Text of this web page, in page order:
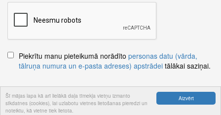
Aizvērt
Šī mājas lapa kā arī lielākā daļa tīmekļa vietņu izmanto
sīkdatnes (cookies), lai uzlabotu vietnes lietošanas pieredzi un
noteiktu, kā vietne tiek lietota.
Piekrītu manu pieteikumā norādīto personas datu (vārda,
tālruņa numura un e-pasta adreses) apstrādei tālākai saziņai.
Nosūtīt jautājumu